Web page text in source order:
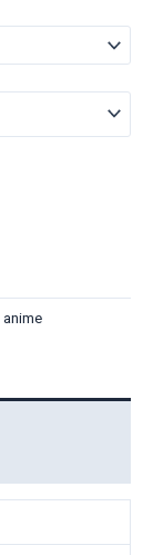
anime